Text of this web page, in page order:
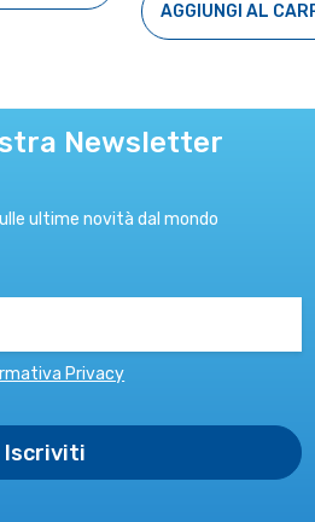
AGGIUNGI AL CARRELLO
Newsletter
ultime novità dal mondo
Privacy